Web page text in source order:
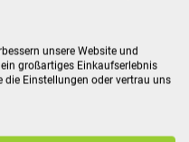
unsere Website und
großartiges Einkaufserlebnis
Einstellungen oder vertrau uns